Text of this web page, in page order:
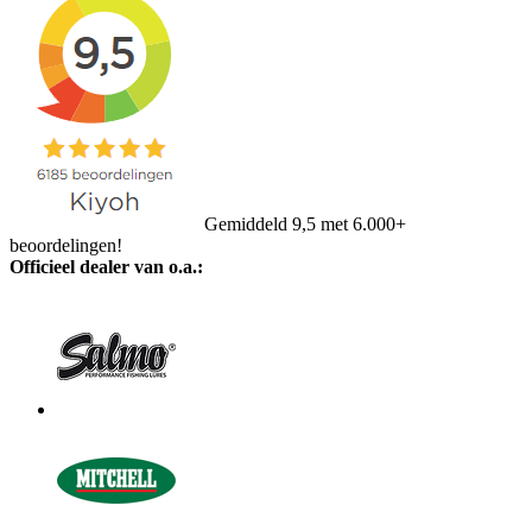
Gemiddeld 9,5 met 6.000+
beoordelingen!
Officieel dealer van o.a.: